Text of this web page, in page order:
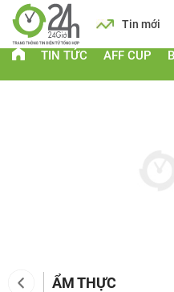
Lịch Tin mới
TIN TỨC AFF CUP
ẨM THỰC